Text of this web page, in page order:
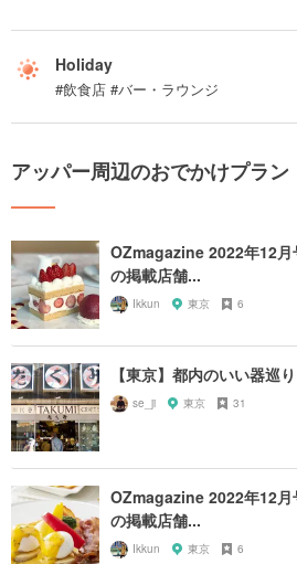
Holiday
#飲食店 #バー・ラウンジ
アッパー周辺のおでかけプラン
OZmagazine 2022年12月
の掲載店舗...
Ikkun 東京 6
【東京】都内のいい器巡り
se_ji 東京 31
OZmagazine 2022年12月
の掲載店舗...
Ikkun 東京 6